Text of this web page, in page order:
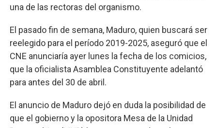
una de las rectoras del organismo.
El pasado fin de semana, Maduro, quien buscará ser
reelegido para el período 2019-2025, aseguró que el
CNE anunciaría ayer lunes la fecha de los comicios,
que la oficialista Asamblea Constituyente adelantó
para antes del 30 de abril.
El anuncio de Maduro dejó en duda la posibilidad de
que el gobierno y la opositora Mesa de la Unidad